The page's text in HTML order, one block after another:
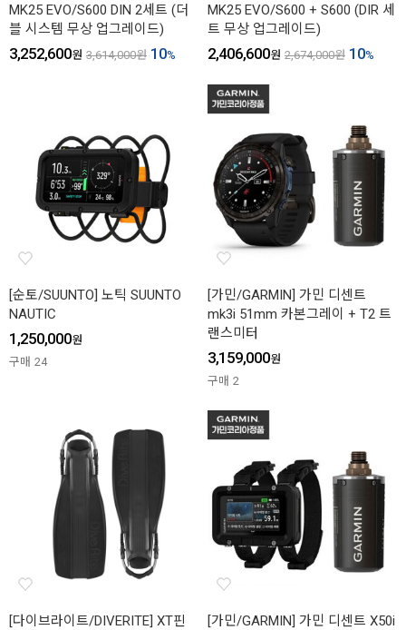
MK25 EVO/S600 DIN 2세트 (더
블 시스템 무상 업그레이드)
3,252,600원 3,614,000원 10%
MK25 EVO/S600 + S600 (DIR 세
트 무상 업그레이드)
2,406,600원 2,674,000원 10%
[순토/SUUNTO] 노틱 SUUNTO
NAUTIC
1,250,000원
구매 24
[가민/GARMIN] 가민 디센트
mk3i 51mm 카본그레이 + T2 트
랜스미터
3,159,000원
구매 2
[다이브라이트/DIVERITE] XT핀
[가민/GARMIN] 가민 디센트 X50i